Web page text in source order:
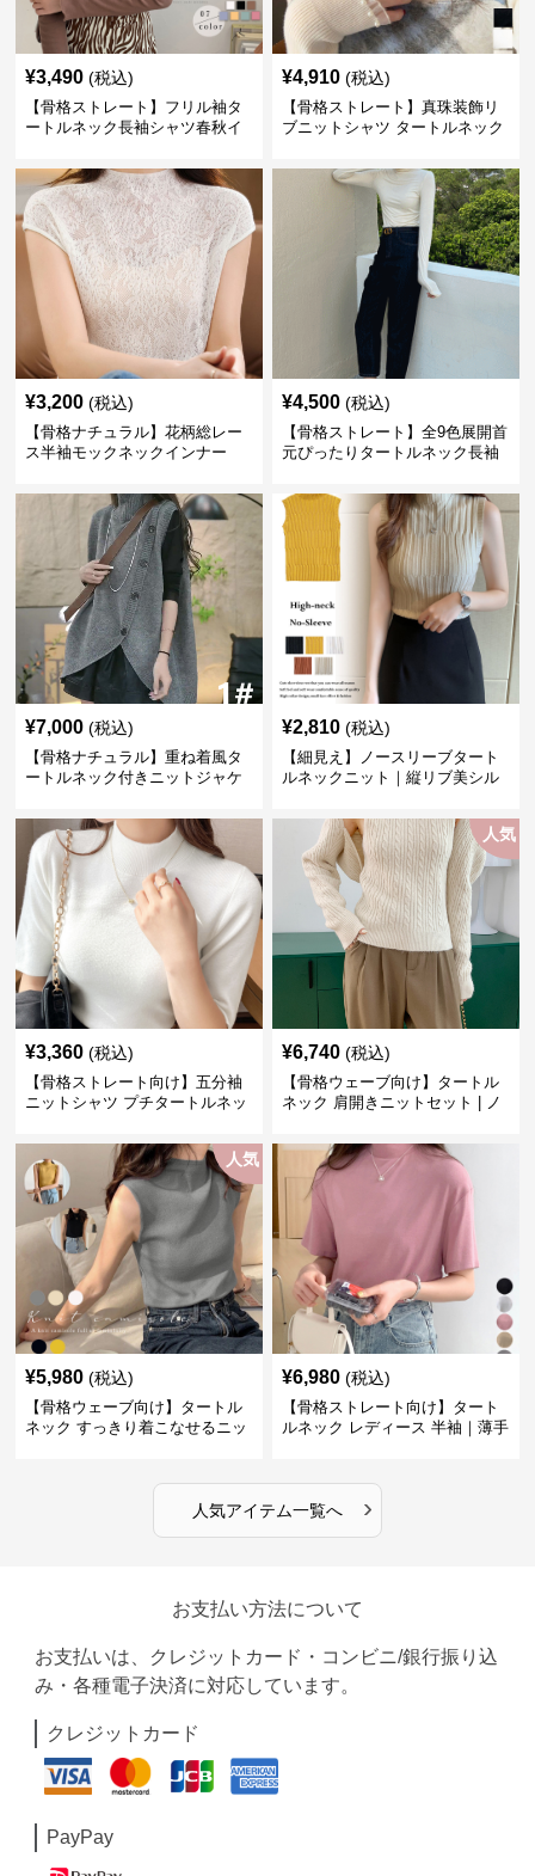
¥3,490 (税込)
【骨格ストレート】フリル袖タ
ートルネック長袖シャツ春秋イ
¥4,910 (税込)
【骨格ストレート】真珠装飾リ
ブニットシャツ タートルネック
¥3,200 (税込)
【骨格ナチュラル】花柄総レー
ス半袖モックネックインナー
¥4,500 (税込)
【骨格ストレート】全9色展開首
元ぴったりタートルネック長袖
¥7,000 (税込)
【骨格ナチュラル】重ね着風タ
ートルネック付きニットジャケ
¥2,810 (税込)
【細見え】ノースリーブタート
ルネックニット｜縦リブ美シル
¥3,360 (税込)
【骨格ストレート向け】五分袖
ニットシャツ プチタートルネッ
人気
¥6,740 (税込)
【骨格ウェーブ向け】タートル
ネック 肩開きニットセット | ノ
人気
¥5,980 (税込)
【骨格ウェーブ向け】タートル
ネック すっきり着こなせるニッ
¥6,980 (税込)
【骨格ストレート向け】タート
ルネック レディース 半袖｜薄手
人気アイテム一覧へ ›
お支払い方法について
お支払いは、クレジットカード・コンビニ/銀行振り込
み・各種電子決済に対応しています。
クレジットカード
PayPay